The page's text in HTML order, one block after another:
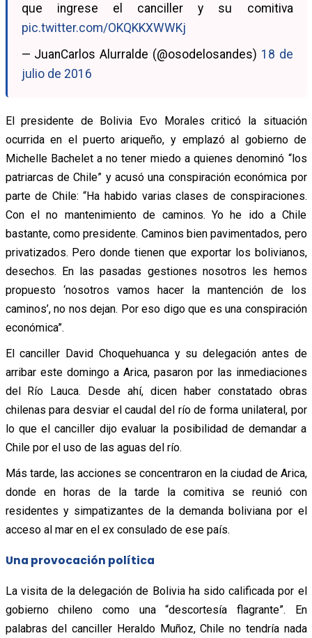
que ingrese el canciller y su comitiva
pic.twitter.com/OKQKKXWWKj
— JuanCarlos Alurralde (@osodelosandes) 18 de
julio de 2016
El presidente de Bolivia Evo Morales criticó la situación
ocurrida en el puerto ariqueño, y emplazó al gobierno de
Michelle Bachelet a no tener miedo a quienes denominó “los
patriarcas de Chile” y acusó una conspiración económica por
parte de Chile: “Ha habido varias clases de conspiraciones.
Con el no mantenimiento de caminos. Yo he ido a Chile
bastante, como presidente. Caminos bien pavimentados, pero
privatizados. Pero donde tienen que exportar los bolivianos,
desechos. En las pasadas gestiones nosotros les hemos
propuesto ‘nosotros vamos hacer la mantención de los
caminos’, no nos dejan. Por eso digo que es una conspiración
económica”.
El canciller David Choquehuanca y su delegación antes de
arribar este domingo a Arica, pasaron por las inmediaciones
del Río Lauca. Desde ahí, dicen haber constatado obras
chilenas para desviar el caudal del río de forma unilateral, por
lo que el canciller dijo evaluar la posibilidad de demandar a
Chile por el uso de las aguas del río.
Más tarde, las acciones se concentraron en la ciudad de Arica,
donde en horas de la tarde la comitiva se reunió con
residentes y simpatizantes de la demanda boliviana por el
acceso al mar en el ex consulado de ese país.
Una provocación política
La visita de la delegación de Bolivia ha sido calificada por el
gobierno chileno como una “descortesía flagrante”. En
palabras del canciller Heraldo Muñoz, Chile no tendría nada